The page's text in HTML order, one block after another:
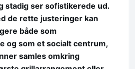
stadig ser sofistikerede ud.
de rette justeringer kan
både som
og som et socialt centrum,
samles omkring